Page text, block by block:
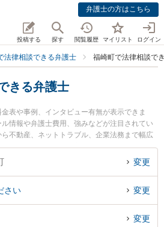
弁護士の方はこちら
投稿する 探す 閲覧履歴 マイリスト ログイン
法律相談できる弁護士 福崎町で法律相談で
きる弁護士
表や事例、インタビュー有無が表示できま
情報や弁護士費用、強みなどが注目されてい
不動産、ネットトラブル、企業法務まで幅広
法律相談をお持ちの方は是非ご利用くださ
た不倫慰謝料トラブルを今すぐに弁護士に相
たい』などでお困りの相談者さんにおすすめ
変更
さい 変更
変更